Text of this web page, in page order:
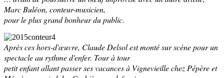
Marc Buléon, conteur-musicien,
pour le plus grand bonheur du public.
Après ces hors-d'œuvre, Claude Delsol est monté sur scène pour un
spectacle au rythme d'enfer. Tour à tour
petit enfant allant passer ses vacances à Vignevieille chez Pépère et